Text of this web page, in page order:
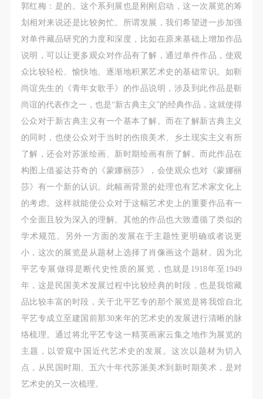
郭红梅：是的。这个系列展也是刚刚启动，这一次展览的筹
划相对来说还是比较匆忙。所谓发展，我们希望进一步加强
对单件藏品研究的力度和深度，比如在原来基础上增加作品
说明，可以让更多观众对作品有了解，通过单件作品，使观
众比较轻松、愉快地、逐渐地积累艺术史的基础常识。如靳
尚谊先生的《青年女歌手》的作品说明，涉及到此作品是靳
尚谊的代表作之一，也是“新古典主义”的经典作品，这就使得
公众对于新古典主义有一个基本了解。而在了解新古典主义
的同时，也使公众对于当时的伤痕美术、乡土现实主义有所
了解，还会对苏派绘画、新时期绘画有所了解。而此作品在
构图上借鉴达芬奇的《蒙娜丽莎》，会使观众也对《蒙娜丽
莎》有一个新的认识。此幅画背景的处理也有艺术家文化上
的考虑。这样就能使公众对于这幅艺术史上的重要作品有一
个全面且较为深入的理解。其他的作品也大致遵循了类似的
学术规范。另外一方面的发展在于主题性更明确或者说更
小，这次的展览是从题材上选择了肖像画这个题材。因为北
平艺专展做得是断代史性质的展览，也就是1918年至1949
年，这是民国美术发展过程中比较经典的时段，也是我馆藏
品比较丰富的时段，关于北平艺专的那个展览是将我馆自北
平艺专成立至建国前那30来年的艺术史的发展进行清晰的脉
络梳理。通过将北平艺专这一精英画家云集之地作为展览的
主题，以管窥中国近代艺术史的发展。这次以题材为切入
点，从民国时期、五六十年代苏派美术到新时期美术，是对
艺术史的又一次梳理。
任和经济责任。
第六条
参与活动者在参与活动时应当在美术馆工作人员及活
动导师、教师指导下进行，并正确的使用活动中所涉
及到的绘画工具、创作材料及配套设备、设施，若参
与者因个人原因在使用相应绘画工具、创作材料及配
套设备、设施造成个人受伤、伤害他人及造成相应工
具、材料、设备或设施的故障或损坏。参与活动者应
当承当相应的全部责任，并主动赔偿相应的经济损
失。活动中任何非事故当事人及美术馆将不承担人身
事故的任何责任。
中央美术学院美术馆肖像权许可使用协议
根据《中华人民共和国广告法》、《中华人民共和国
民法通则》以及 最高人民法院关于贯彻执行 《中华
人民共和国民法通则》若干问题的意见（试行）>的
有关规定，为明确肖像许可方（甲方）和使用方（乙
方）的权利义务关系，经双方友好协商，甲乙双方就
带有甲方肖像的作品的使用达成如下一致协议：
一、 一般约定
（1）、甲方为本协议中的肖像权人，自愿将自己的
肖像权许可乙方作符合本协议约定和法律规定的用
途。
（2）、乙方中央美术学院美术馆是一所具有标志
性、专业性、国际化的现代公共美术馆。中央美术学
任和经济责任。
第六条
参与活动者在参与活动时应当在美术馆工作人员及活
动导师、教师指导下进行，并正确的使用活动中所涉
及到的绘画工具、创作材料及配套设备、设施，若参
与者因个人原因在使用相应绘画工具、创作材料及配
套设备、设施造成个人受伤、伤害他人及造成相应工
具、材料、设备或设施的故障或损坏。参与活动者应
当承当相应的全部责任，并主动赔偿相应的经济损
失。活动中任何非事故当事人及美术馆将不承担人身
事故的任何责任。
中央美术学院美术馆肖像权许可使用协议
根据《中华人民共和国广告法》、《中华人民共和国
民法通则》以及 最高人民法院关于贯彻执行 《中华
人民共和国民法通则》若干问题的意见（试行）>的
有关规定，为明确肖像许可方（甲方）和使用方（乙
方）的权利义务关系，经双方友好协商，甲乙双方就
带有甲方肖像的作品的使用达成如下一致协议：
一、 一般约定
（1）、甲方为本协议中的肖像权人，自愿将自己的
肖像权许可乙方作符合本协议约定和法律规定的用
途。
（2）、乙方中央美术学院美术馆是一所具有标志
性、专业性、国际化的现代公共美术馆。中央美术学
任和经济责任。
第六条
参与活动者在参与活动时应当在美术馆工作人员及活
动导师、教师指导下进行，并正确的使用活动中所涉
及到的绘画工具、创作材料及配套设备、设施，若参
与者因个人原因在使用相应绘画工具、创作材料及配
套设备、设施造成个人受伤、伤害他人及造成相应工
具、材料、设备或设施的故障或损坏。参与活动者应
当承当相应的全部责任，并主动赔偿相应的经济损
失。活动中任何非事故当事人及美术馆将不承担人身
事故的任何责任。
中央美术学院美术馆肖像权许可使用协议
根据《中华人民共和国广告法》、《中华人民共和国
民法通则》以及 最高人民法院关于贯彻执行 《中华
人民共和国民法通则》若干问题的意见（试行）>的
有关规定，为明确肖像许可方（甲方）和使用方（乙
方）的权利义务关系，经双方友好协商，甲乙双方就
带有甲方肖像的作品的使用达成如下一致协议：
一、 一般约定
（1）、甲方为本协议中的肖像权人，自愿将自己的
肖像权许可乙方作符合本协议约定和法律规定的用
途。
（2）、乙方中央美术学院美术馆是一所具有标志
性、专业性、国际化的现代公共美术馆。中央美术学